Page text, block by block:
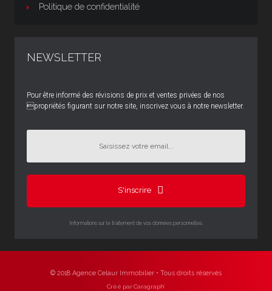
Politique de confidentialité
NEWSLETTER
Pour être informé des révisions de prix et ventes privées de nos
propriétés figurant sur notre site, inscrivez vous à notre newsletter.
S'inscrire
Informations sur le traitement de vos données personnelles.
© 2018 Agence Celaur Immobilier • Tous droits réservés
Créé par Caragraph’